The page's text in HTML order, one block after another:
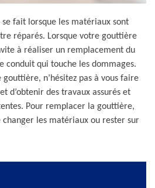
fait lorsque les matériaux sont
réparés. Lorsque votre gouttière
à réaliser un remplacement du
conduit qui touche les dommages.
n’hésitez pas à vous faire
d’obtenir des travaux assurés et
Pour remplacer la gouttière,
changer les matériaux ou rester sur